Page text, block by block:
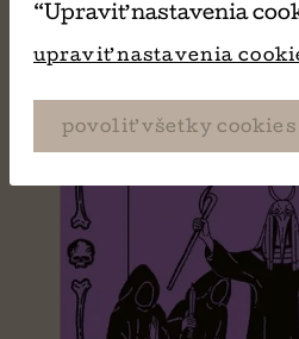
“Upraviť nastavenia
upraviť nastavenia
povoliť všetky cookies